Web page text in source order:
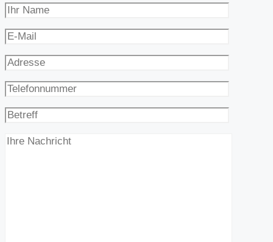
Bitte lasse dieses Feld leer.